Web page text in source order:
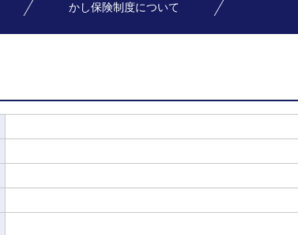
かし保険制度について